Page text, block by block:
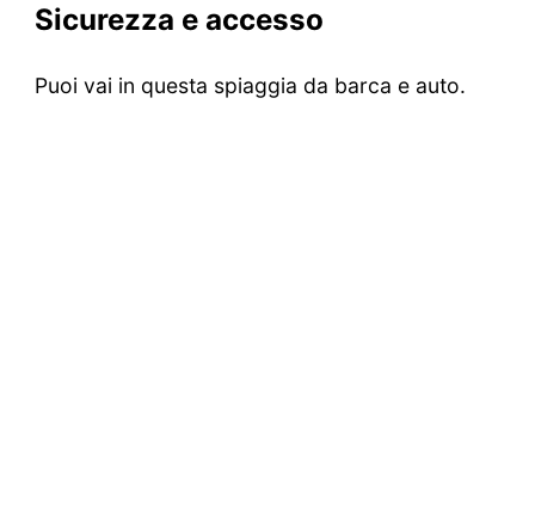
Sicurezza e accesso
Puoi vai in questa spiaggia da barca e auto.